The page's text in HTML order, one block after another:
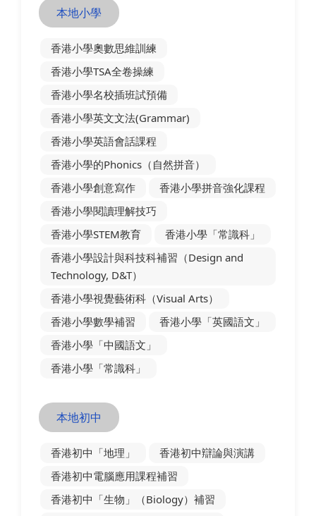
本地小學
香港小學奧數思維訓練
香港小學TSA全卷操練
香港小學名校插班試預備
香港小學英文文法(Grammar)
香港小學英語會話課程
香港小學的Phonics（自然拼音）
香港小學創意寫作
香港小學拼音強化課程
香港小學閱讀理解技巧
香港小學STEM教育
香港小學「常識科」
香港小學設計與科技科補習（Design and
Technology, D&T）
香港小學視覺藝術科（Visual Arts）
香港小學數學補習
香港小學「英國語文」
香港小學「中國語文」
香港小學「常識科」
本地初中
香港初中「地理」
香港初中辯論與演講
香港初中電腦應用課程補習
香港初中「生物」（Biology）補習